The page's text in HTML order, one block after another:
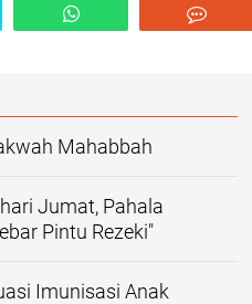
Mahabbah
Jumat, Pahala
Pintu Rezeki"
Imunisasi Anak